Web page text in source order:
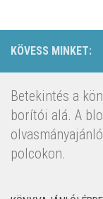
KÖVESS MINKET:
Betekintés a
borítói alá. A
polcokon.